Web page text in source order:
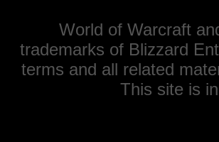
World of Warcraft
trademarks of Blizzard
terms and all related
This site is